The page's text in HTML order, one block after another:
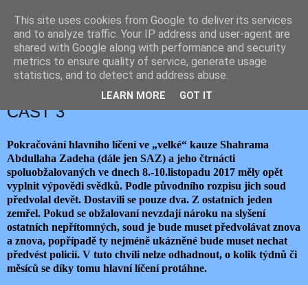
JEMELIK ZDENĚK
sobota 11. listopadu 2017
KAUZA ZADEH: KONEČNĚ SVĚDCI! –
ČÁST 3
Pokračování hlavního líčení ve „velké“ kauze Shahrama
Abdullaha Zadeha (dále jen SAZ) a jeho čtrnácti
spoluobžalovaných ve dnech 8.-10.listopadu 2017 měly opět
vyplnit výpovědi svědků. Podle původního rozpisu jich soud
předvolal devět. Dostavili se pouze dva. Z ostatních jeden
zemřel. Pokud se obžalovaní nevzdají nároku na slyšení
ostatních nepřítomných, soud je bude muset předvolávat znova
a znova, popřípadě ty nejméně ukázněné bude muset nechat
předvést policií. V tuto chvíli nelze odhadnout, o kolik týdnů či
měsíců se díky tomu hlavní líčení protáhne.
This site uses cookies from Google to deliver its services
and to analyze traffic. Your IP address and user-agent are
shared with Google along with performance and security
metrics to ensure quality of service, generate usage
statistics, and to detect and address abuse.
LEARN MORE GOT IT